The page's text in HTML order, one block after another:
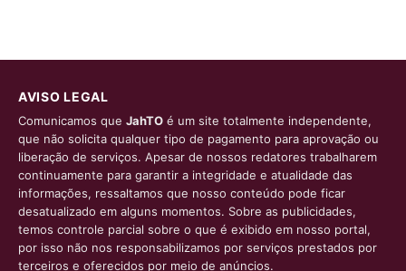
AVISO LEGAL
Comunicamos que JahTO é um site totalmente independente,
que não solicita qualquer tipo de pagamento para aprovação ou
liberação de serviços. Apesar de nossos redatores trabalharem
continuamente para garantir a integridade e atualidade das
informações, ressaltamos que nosso conteúdo pode ficar
desatualizado em alguns momentos. Sobre as publicidades,
temos controle parcial sobre o que é exibido em nosso portal,
por isso não nos responsabilizamos por serviços prestados por
terceiros e oferecidos por meio de anúncios.